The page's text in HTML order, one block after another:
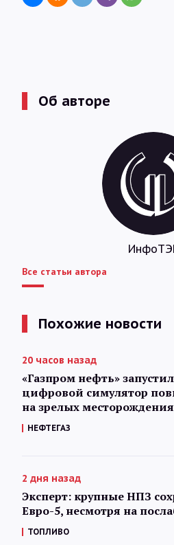
Об авторе
Все статьи автора
Похожие новости
20 часов назад
«Газпром нефть»
цифровой симулятор
на зрелых
НЕФТЕГАЗ
2 дня назад
Эксперт: крупные НПЗ
Евро-5, несмотря на
ТОПЛИВО